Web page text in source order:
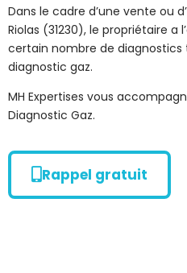
Dans le cadre d’une vente ou
Riolas (31230), le propriétaire a
certain nombre de diagnostics
diagnostic gaz.
MH Expertises vous
Diagnostic Gaz.
Rappel gratuit